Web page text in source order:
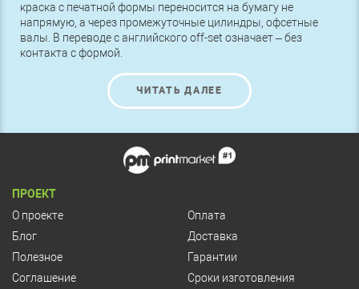
краска с печатной формы переносится на бумагу не
напрямую, а через промежуточные цилиндры, офсетные
валы. В переводе с английского off-set означает – без
контакта с формой.
ЧИТАТЬ ДАЛЕЕ
ПРОЕКТ
О проекте
Блог
Полезное
Соглашение
Оплата
Доставка
Гарантии
Сроки изготовления